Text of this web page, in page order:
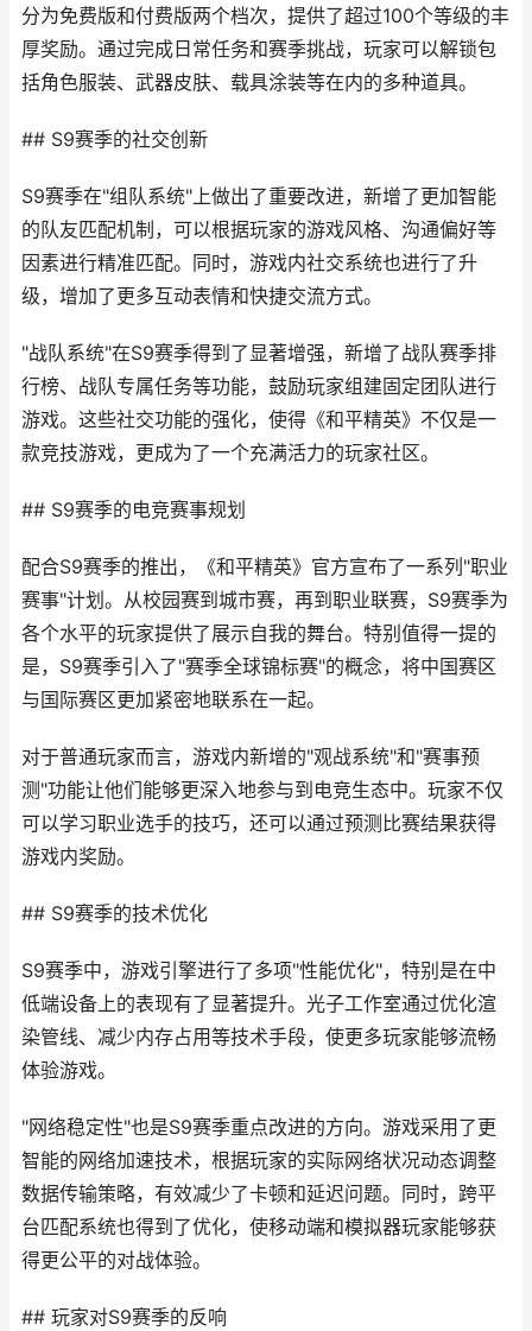
分为免费版和付费版两个档次，提供了超过100个等级的丰
厚奖励。通过完成日常任务和赛季挑战，玩家可以解锁包
括角色服装、武器皮肤、载具涂装等在内的多种道具。
## S9赛季的社交创新
S9赛季在"组队系统"上做出了重要改进，新增了更加智能
的队友匹配机制，可以根据玩家的游戏风格、沟通偏好等
因素进行精准匹配。同时，游戏内社交系统也进行了升
级，增加了更多互动表情和快捷交流方式。
"战队系统"在S9赛季得到了显著增强，新增了战队赛季排
行榜、战队专属任务等功能，鼓励玩家组建固定团队进行
游戏。这些社交功能的强化，使得《和平精英》不仅是一
款竞技游戏，更成为了一个充满活力的玩家社区。
## S9赛季的电竞赛事规划
配合S9赛季的推出，《和平精英》官方宣布了一系列"职业
赛事"计划。从校园赛到城市赛，再到职业联赛，S9赛季为
各个水平的玩家提供了展示自我的舞台。特别值得一提的
是，S9赛季引入了"赛季全球锦标赛"的概念，将中国赛区
与国际赛区更加紧密地联系在一起。
对于普通玩家而言，游戏内新增的"观战系统"和"赛事预
测"功能让他们能够更深入地参与到电竞生态中。玩家不仅
可以学习职业选手的技巧，还可以通过预测比赛结果获得
游戏内奖励。
## S9赛季的技术优化
S9赛季中，游戏引擎进行了多项"性能优化"，特别是在中
低端设备上的表现有了显著提升。光子工作室通过优化渲
染管线、减少内存占用等技术手段，使更多玩家能够流畅
体验游戏。
"网络稳定性"也是S9赛季重点改进的方向。游戏采用了更
智能的网络加速技术，根据玩家的实际网络状况动态调整
数据传输策略，有效减少了卡顿和延迟问题。同时，跨平
台匹配系统也得到了优化，使移动端和模拟器玩家能够获
得更公平的对战体验。
## 玩家对S9赛季的反响